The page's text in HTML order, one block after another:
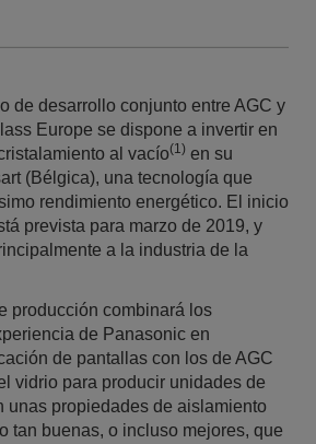
de desarrollo conjunto entre AGC y
Europe se dispone a invertir en
al vacío(1) en su
(Bélgica), una tecnología que
rendimiento energético. El inicio
prevista para marzo de 2019, y
a la industria de la
producción combinará los
de Panasonic en
de pantallas con los de AGC
vidrio para producir unidades de
unas propiedades de aislamiento
tan buenas, o incluso mejores, que